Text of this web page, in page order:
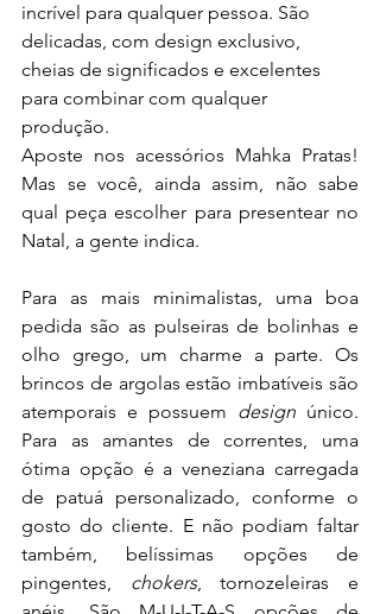
incrível para qualquer pessoa. São
delicadas, com design exclusivo,
cheias de significados e excelentes
para combinar com qualquer
produção.
Aposte nos acessórios Mahka Pratas!
Mas se você, ainda assim, não sabe
qual peça escolher para presentear no
Natal, a gente indica.
Para as mais minimalistas, uma boa
pedida são as pulseiras de bolinhas e
olho grego, um charme a parte. Os
brincos de argolas estão imbatíveis são
atemporais e possuem design único.
Para as amantes de correntes, uma
ótima opção é a veneziana carregada
de patuá personalizado, conforme o
gosto do cliente. E não podiam faltar
também, belíssimas opções de
pingentes, chokers, tornozeleiras e